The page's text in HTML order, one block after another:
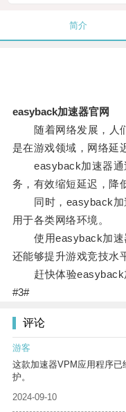
简介
easyback加速器官网
随着网络发展，人们
是在游戏领域，网络延
easyback加速器通
务，有效缩短延迟，降
同时，easyback加
用于各类网络环境。
使用easyback加速
还能够提升游戏竞技水
赶快体验easyback
#3#
评论
游客
这款加速器VPM应用程序
护。
2024-09-10